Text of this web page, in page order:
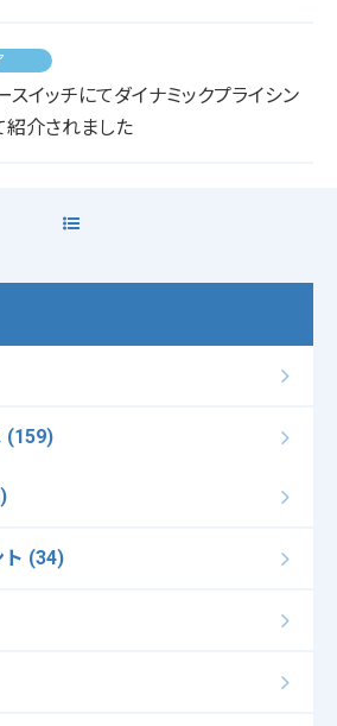
イッチにてダイナミックプライシン
紹介されました
(159)
ト (34)